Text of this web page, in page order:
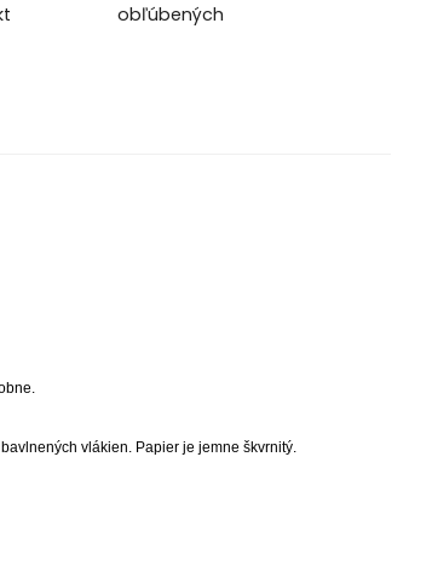
obľúbených
vlákien. Papier je jemne škvrnitý.